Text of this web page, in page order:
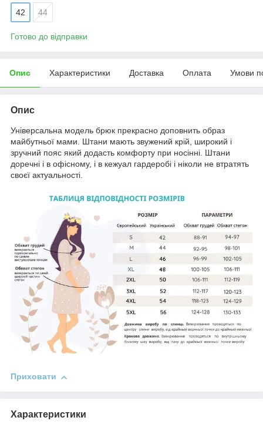
42 44
Готово до відправки
Опис Характеристики Доставка Оплата Умови
Опис
Універсальна модель брюк прекрасно доповнить образ
майбутньої мами. Штани мають звужений крій, широкий і
зручний пояс який додасть комфорту при носінні. Штани
доречні і в офісному, і в кежуал гардеробі і ніколи не втратять
своєї актуальності.
Приховати
Характеристики